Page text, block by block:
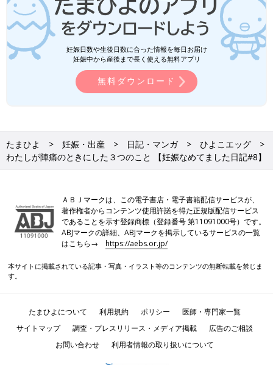
妊娠日数や生後日数に合った情報を毎日お届け
妊娠中から産後まで長く使える無料アプリ
無料ダウンロード
たまひよ 妊娠・出産 日記・マンガ
ひよこエッグ
わたしが陣痛のときにした３つのこと 【妊娠なめてました日記#8】
ＡＢＪマークは、この電子書店・電子書籍配信サービスが、
著作権者からコンテンツ使用許諾を得た正規版配信サービス
であることを示す登録商標（登録番号 第11091000号）です。
ABJマークの詳細、ABJマークを掲示しているサービスの一覧
はこちら→https://aebs.or.jp/
本サイトに掲載されている記事・写真・イラスト等のコンテンツの無断転載を禁じま
す。
たまひよについて 利用規約 ポリシー
医師・専門家一覧
サイトマップ
調査・プレスリリース・メディア掲載
広告のご相談
お問い合わせ
利用者情報の取り扱いについて